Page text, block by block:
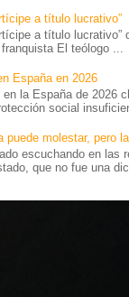
a título lucrativo”
a título lucrativo”
El teólogo ...
España en 2026
en la España de 2026
social
puede molestar, pero
escuchando en las
que no fue una